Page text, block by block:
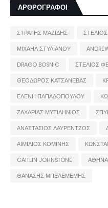
ΑΡΘΡΟΓΡΑΦΟΙ
ΣΤΡΑΤΗΣ ΜΑΖΙΔΗΣ
ΜΙΧΑΗΛ ΣΤΥΛΙΑΝΟΥ
DRAGO BOSNIC
ΣΤΕΛΙΟΣ
ΘΕΟΔΩΡΟΣ ΚΑΤΣΑΝΕΒΑΣ
ΕΛΕΝΗ ΠΑΠΑΔΟΠΟΥΛΟΥ
ΖΑΧΑΡΙΑΣ ΜΥΤΙΛΗΝΙΟΣ
ΑΝΑΣΤΑΣΙΟΣ ΛΑΥΡΕΝΤΖΟΣ
ΑΙΜΙΛΙΟΣ ΚΟΜΙΝΗΣ
CAITLIN JOHNSTONE
ΘΑΝΑΣΗΣ ΜΠΕΛΕΜΕΜΗΣ